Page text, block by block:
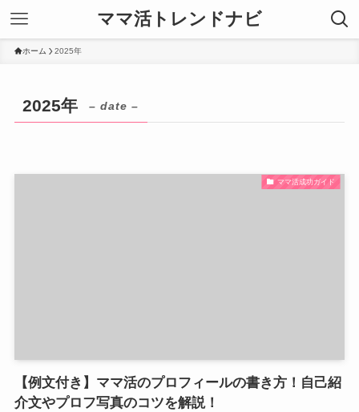
ママ活トレンドナビ
ホーム 2025年
2025年 – date –
ママ活成功ガイド
【例文付き】ママ活のプロフィールの書き方！自己紹
介文やプロフ写真のコツを解説！